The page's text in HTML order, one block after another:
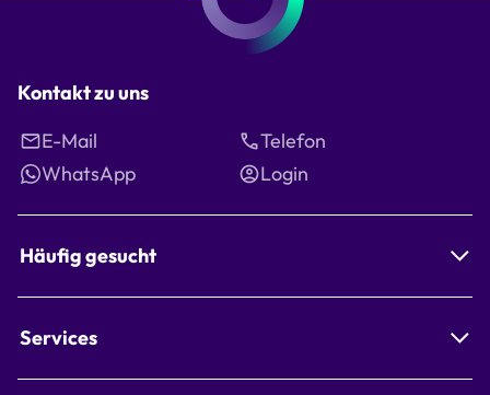
Kontakt zu uns
E-Mail
Telefon
WhatsApp
Login
Häufig gesucht
Services